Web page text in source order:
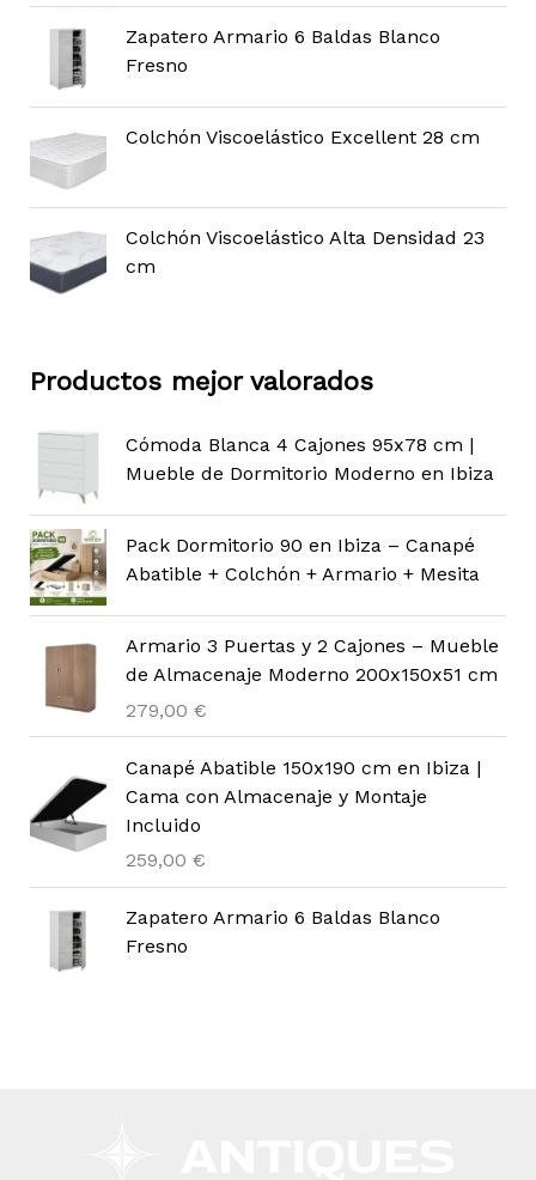
Zapatero Armario 6 Baldas Blanco
Fresno
Colchón Viscoelástico Excellent 28 cm
Colchón Viscoelástico Alta Densidad 23
cm
Productos mejor valorados
Cómoda Blanca 4 Cajones 95x78 cm |
Mueble de Dormitorio Moderno en Ibiza
Pack Dormitorio 90 en Ibiza – Canapé
Abatible + Colchón + Armario + Mesita
Armario 3 Puertas y 2 Cajones – Mueble
de Almacenaje Moderno 200x150x51 cm
279,00 €
Canapé Abatible 150x190 cm en Ibiza |
Cama con Almacenaje y Montaje
Incluido
259,00 €
Zapatero Armario 6 Baldas Blanco
Fresno